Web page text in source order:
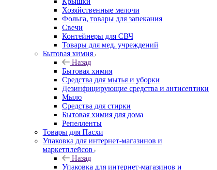
Хозяйственные мелочи
Фольга, товары для запекания
Свечи
Контейнеры для СВЧ
Товары для мед. учреждений
Бытовая химия
Назад
Бытовая химия
Средства для мытья и уборки
Дезинфицирующие средства и антисептики
Мыло
Средства для стирки
Бытовая химия для дома
Репелленты
Товары для Пасхи
Упаковка для интернет-магазинов и
маркетплейсов
Назад
Упаковка для интернет-магазинов и